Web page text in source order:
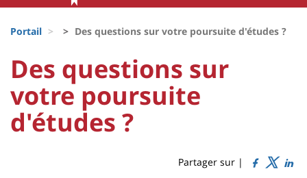
Recherche
Block
liste
des
composantes
d'Ariane
Portail Des questions sur votre poursuite d'études ?
University
:
Sidebar
University
:
Main
content
Titre
de
Des questions sur
votre poursuite
d'études ?
Partager sur |